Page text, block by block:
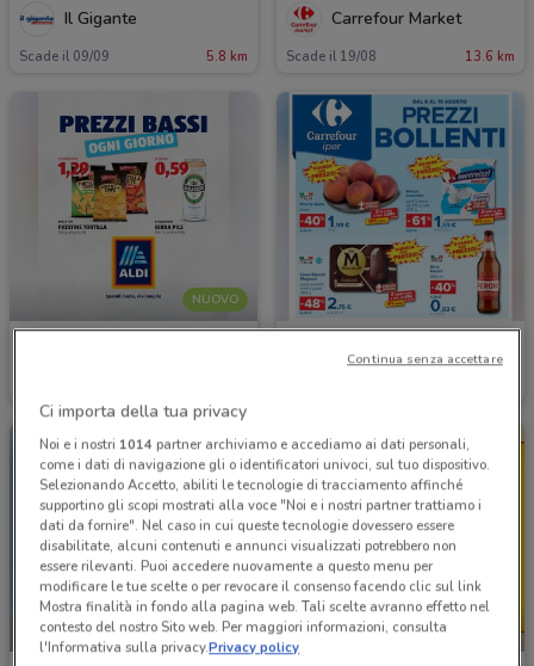
Il Gigante
Scade il 09/09 5.8 km
Carrefour Market
Scade il 19/08 13.6 km
NUOVO
IN ARRIVO
Ci importa della tua privacy
Noi e i nostri 1014partner archiviamo e accediamo ai dati personali,
come i dati di navigazione gli o identificatori univoci, sul tuo dispositivo.
Selezionando Accetto, abiliti le tecnologie di tracciamento affinché
supportino gli scopi mostrati alla voce "Noi e i nostri partner trattiamo i
dati da fornire". Nel caso in cui queste tecnologie dovessero essere
disabilitate, alcuni contenuti e annunci visualizzati potrebbero non
essere rilevanti. Puoi accedere nuovamente a questo menu per
modificare le tue scelte o per revocare il consenso facendo clic sul link
Mostra finalità in fondo alla pagina web. Tali scelte avranno effetto nel
contesto del nostro Sito web. Per maggiori informazioni, consulta
l'Informativa sulla privacy.Privacy policy
Continua senza accettare